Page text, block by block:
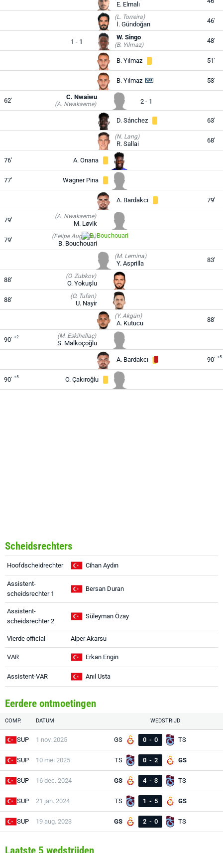
E. Elmalı
(L. Torreira)
İ. Gündoğan 46'
1 - 1
W. Singo
(B. Yılmaz)
48'
B. Yılmaz 51'
B. Yılmaz 53'
62' (A. Nwakaeme)
C. Nwaiwu
2 - 1
D. Sánchez 63'
(N. Lang)
R. Sallai 68'
76' A. Onana
77' Wagner Pina
A. Bardakcı 79'
79' (A. Nwakaeme)
M. Løvik
79' (Felipe Augusto)
B. Bouchouari
(M. Lemina)
Y. Asprilla 83'
88' (O. Zubkov)
O. Yokuşlu
88' (O. Tufan)
U. Nayir
(Y. Akgün)
A. Kutucu 88'
90' +2 (M. Eskihellaç)
S. Malkoçoğlu
A. Bardakcı 90' +5
90' +5 O. Çakıroğlu
Scheidsrechters
Hoofdscheidrechter Cihan Aydın
Assistent-
scheidsrechter 1
Bersan Duran
Assistent-
scheidsrechter 2
Süleyman Özay
Vierde official Alper Akarsu
VAR Erkan Engin
Assistent-VAR Anıl Usta
Eerdere ontmoetingen
COMP. DATUM WEDSTRIJD
SUP 1 nov. 2025 GS 0 - 0 TS
SUP 10 mei 2025 TS 0 - 2 GS
SUP 16 dec. 2024 GS 4 - 3 TS
SUP 21 jan. 2024 TS 1 - 5 GS
SUP 19 aug. 2023 GS 2 - 0 TS
Laatste 5 wedstrijden